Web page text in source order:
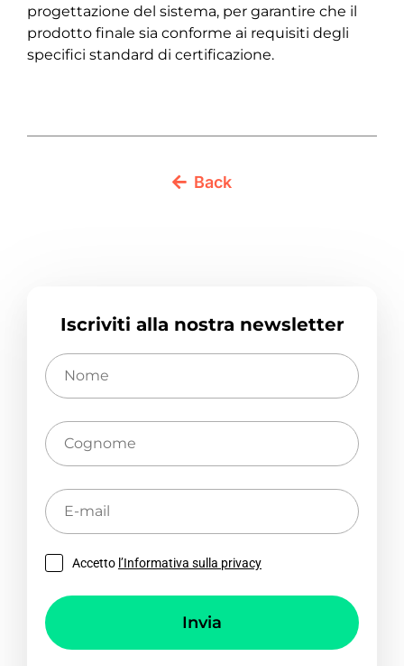
progettazione del sistema, per garantire che il
prodotto finale sia conforme ai requisiti degli
specifici standard di certificazione.
Back
Iscriviti alla nostra newsletter
Nome
Cognome
E-
mail
Accetto l’Informativa sulla privacy
Invia